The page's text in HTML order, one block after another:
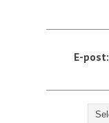
E-post: